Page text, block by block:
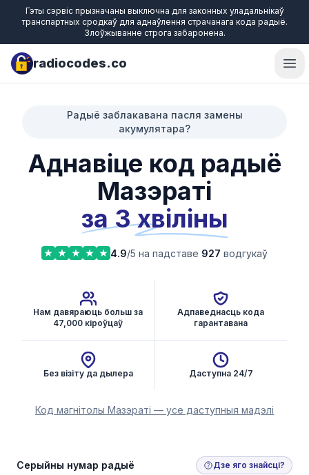
Гэты сэрвіс прызначаны выключна для законных уладальнікаў
транспартных сродкаў для аднаўлення страчанага кода радыё.
Злоўжыванне строга забаронена.
radiocodes.co
Радыё заблакавана пасля замены
акумулятара?
Аднавіце код радыё
Мазэраті
за 3 хвіліны
4.9/5 на падставе 927 водгукаў
Нам давяраюць больш за
47,000 кіроўцаў
Адпаведнасць кода
гарантавана
Без візіту да дылера Даступна 24/7
Код магнітолы Мазэраті — усе даступныя мадэлі
Серыйны нумар радыё Дзе яго знайсці?